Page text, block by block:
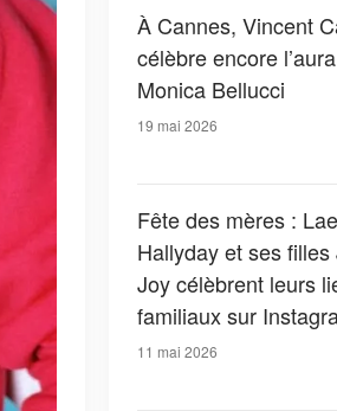
À Cannes, Vincent
célèbre encore
Monica Bellucci
19 mai 2026
Fête des mères :
Hallyday et ses
Joy célèbrent leurs
familiaux sur
11 mai 2026